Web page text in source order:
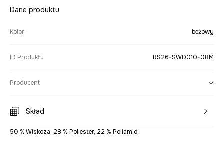
Dane produktu
Kolor beżowy
ID Produktu RS26-SWD010-08M
Producent
Skład
50 % Wiskoza, 28 % Poliester, 22 % Poliamid